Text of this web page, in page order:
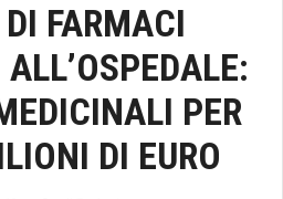
FARMACI
PER
DI EURO